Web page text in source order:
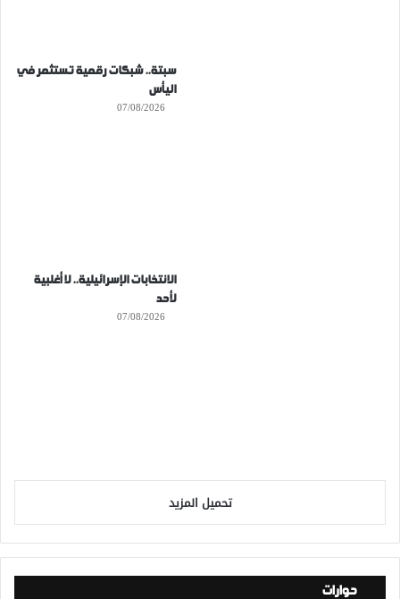
سبتة.. شبكات رقمية تستثمر في
اليأس
07/08/2026
الانتخابات الإسرائيلية.. لا أغلبية
لأحد
07/08/2026
تحميل المزيد
حوارات